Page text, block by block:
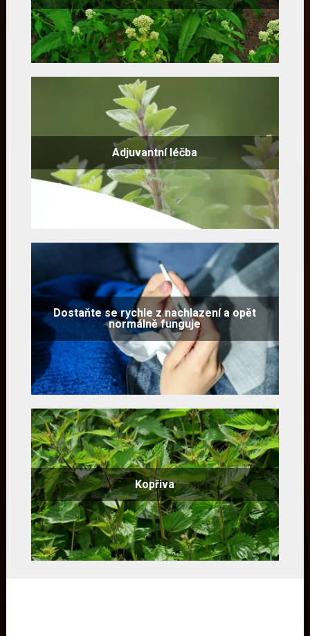
Adjuvantní léčba
Dostaňte se rychle z nachlazení a opět
normálně funguje
Kopřiva